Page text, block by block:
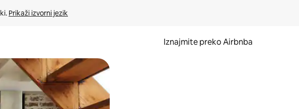
Prikaži izvorni jezik
Iznajmite preko Airbnba